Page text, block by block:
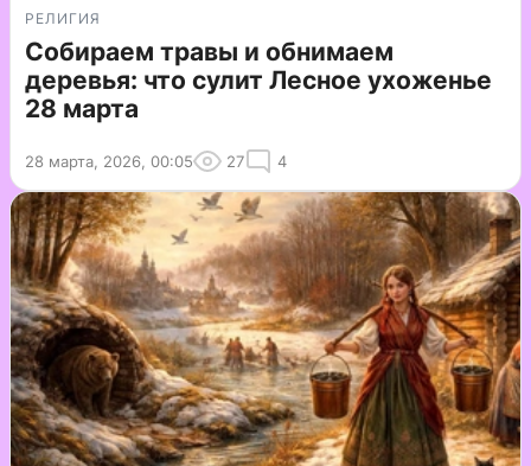
РЕЛИГИЯ
Собираем травы и обнимаем
деревья: что сулит Лесное ухоженье
28 марта
28 марта, 2026, 00:05 27 4